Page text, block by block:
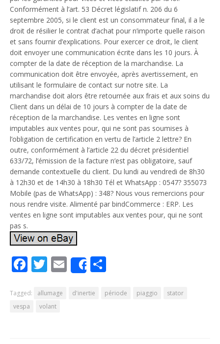
Conformément à l’art. 53 Décret législatif n. 206 du 6
septembre 2005, si le client est un consommateur final, il a le
droit de résilier le contrat d’achat pour n’importe quelle raison
et sans fournir d’explications. Pour exercer ce droit, le client
doit envoyer une communication écrite dans les 10 jours. À
compter de la date de réception de la marchandise. La
communication doit être envoyée, après avertissement, en
utilisant le formulaire de contact sur notre site. La
marchandise doit alors être retournée aux frais et aux soins du
Client dans un délai de 10 jours à compter de la date de
réception de la marchandise. Les ventes en ligne sont
imputables aux ventes pour, qui ne sont pas soumises à
l’obligation de certification en vertu de l’article 2 lettre? En
outre, conformément à l’article 22 du décret présidentiel
633/72, l’émission de la facture n’est pas obligatoire, sauf
demande contextuelle du client. Du lundi au vendredi de 8h30
à 12h30 et de 14h30 à 18h30 Tél et WhatsApp : 0547? 355073
Mobile (pas de WhatsApp) : 348? Nous vous remercions pour
nous rendre visite. Alimenté par bindCommerce : ERP. Les
ventes en ligne sont imputables aux ventes pour, qui ne sont
pas s.
Facebook
Twitter
Email
SharePartager
Tagged: allumage d'inertie période piaggio
stator
vespa
volant